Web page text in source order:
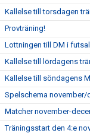
Kallelse till torsdagen
Provträning!
Lottningen till DM i
Kallelse till lördagens
Kallelse till söndagens
Spelschema november/
Matcher november-
Träningsstart den 4:e